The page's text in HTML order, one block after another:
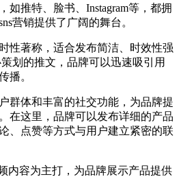
如推特、脸书、Instagram等，都拥
营销提供了广阔的舞台。
著称，适合发布简洁、时效性强
划的推文，品牌可以迅速吸引用
播。
体和丰富的社交功能，为品牌提
在这里，品牌可以发布详细的产品
、点赞等方式与用户建立紧密的联
容为主打，为品牌展示产品提供